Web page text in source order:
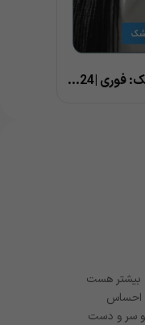
مشاوره آنلاین با دکتر روانپزشک: فوری |24 ساعته |بهترین پزشک
من ۲ هفته بیشتر هست
کردم و احساس
و سر و دست